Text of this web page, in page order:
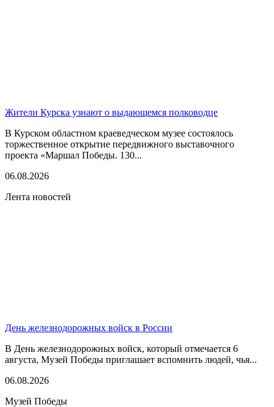
Жители Курска узнают о выдающемся полководце
В Курском областном краеведческом музее состоялось
торжественное открытие передвижного выставочного
проекта «Маршал Победы. 130...
06.08.2026
Лента новостей
День железнодорожных войск в России
В День железнодорожных войск, который отмечается 6
августа, Музей Победы приглашает вспомнить людей, чья...
06.08.2026
Музей Победы